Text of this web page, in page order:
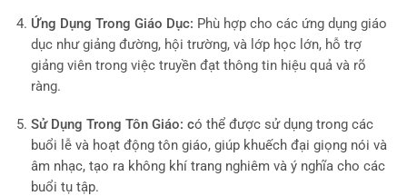
Ứng Dụng Trong Giáo Dục: Phù hợp cho các ứng dụng giáo
dục như giảng đường, hội trường, và lớp học lớn, hỗ trợ
giảng viên trong việc truyền đạt thông tin hiệu quả và rõ
ràng.
Sử Dụng Trong Tôn Giáo: có thể được sử dụng trong các
buổi lễ và hoạt động tôn giáo, giúp khuếch đại giọng nói và
âm nhạc, tạo ra không khí trang nghiêm và ý nghĩa cho các
buổi tụ tập.